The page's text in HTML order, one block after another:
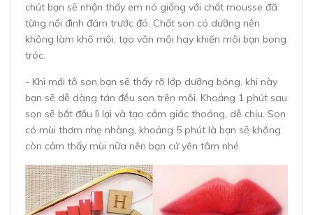
chút bạn sẽ nhận thấy em nó giống với chất mousse đã
từng nổi đình đám trước đó. Chất son có dưỡng nên
không làm khô môi, tạo vân môi hay khiến môi bạn bong
tróc.
- Khi mới tô son bạn sẽ thấy rõ lớp dưỡng bóng, khi này
bạn sẽ dễ dàng tán đều son trên môi. Khoảng 1 phút sau
son sẽ bắt đầu lì lại và tạo cảm giác thoáng, dễ chịu. Son
có mùi thơm nhẹ nhàng, khoảng 5 phút là bạn sẽ không
còn cảm thấy mùi nữa nên bạn cứ yên tâm nhé.